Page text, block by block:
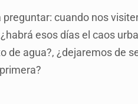
preguntar: cuando nos
esos días el caos
de agua?, ¿dejaremos de